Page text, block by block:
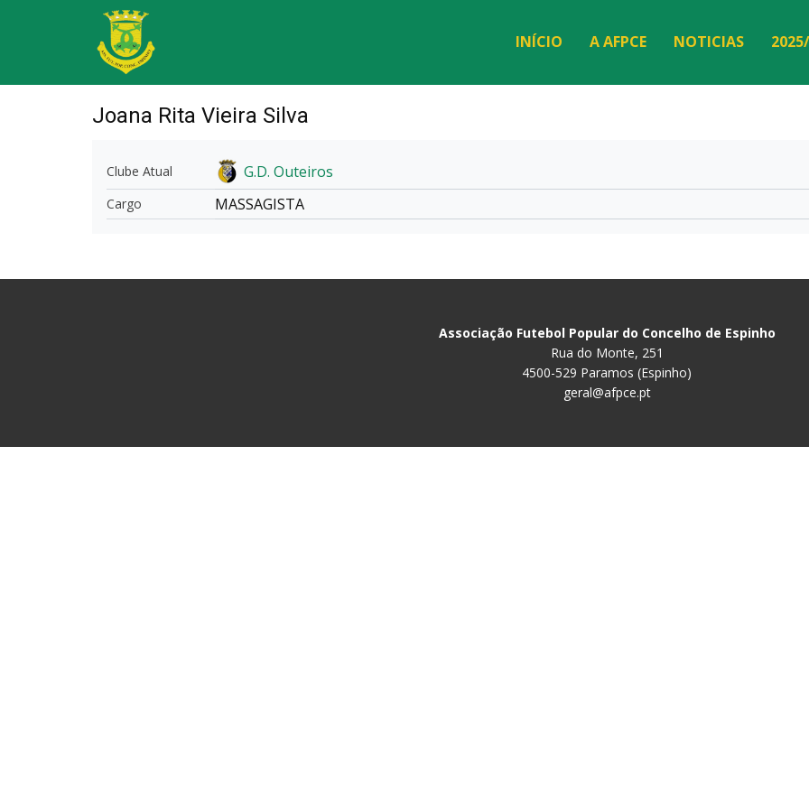
INÍCIO A AFPCE NOTICIAS
Joana Rita Vieira Silva
Clube Atual G.D. Outeiros
Cargo MASSAGISTA
Associação Futebol Popular do Concelho de Espinho
Rua do Monte, 251
4500-529 Paramos (Espinho)
geral@afpce.pt